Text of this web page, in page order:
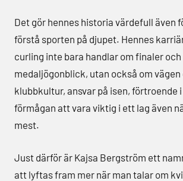
Det gör hennes historia värdefull även
förstå sporten på djupet. Hennes
curling inte bara handlar om finaler och
medaljögonblick, utan också om vägen
klubbkultur, ansvar på isen, förtroende
förmågan att vara viktig i ett lag även
mest.
Just därför är Kajsa Bergström ett
att lyftas fram mer när man talar om